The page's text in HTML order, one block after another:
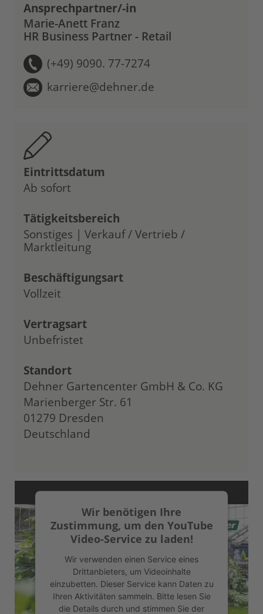
Ansprechpartner/-in
Marie-Anett Franz
HR Business Partner - Retail
(+49) 9090. 77-7274
karriere@dehner.de
Eintrittsdatum
Ab sofort
Tätigkeitsbereich
Sonstiges | Verkauf / Vertrieb /
Marktleitung
Beschäftigungsart
Vollzeit
Vertragsart
Unbefristet
Standort
Dehner Gartencenter GmbH & Co. KG
Marienberger Str. 61
01279 Dresden
Deutschland
Wir benötigen Ihre
Zustimmung, um den YouTube
Video-Service zu laden!
Wir verwenden einen Service eines
Drittanbieters, um Videoinhalte
einzubetten. Dieser Service kann Daten zu
Ihren Aktivitäten sammeln. Bitte lesen Sie
die Details durch und stimmen Sie der